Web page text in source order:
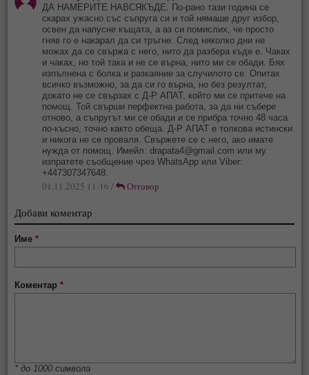
ДА НАМЕРИТЕ НАВСЯКЪДЕ. По-рано тази година се
скарах ужасно със съпруга си и той нямаше друг избор,
освен да напусне къщата, а аз си помислих, че просто
гняв го е накарал да си тръгне. След няколко дни не
можах да се свържа с него, нито да разбера къде е. Чаках
и чаках, но той така и не се върна, нито ми се обади. Бях
изпълнена с болка и разкаяние за случилото се. Опитах
всичко възможно, за да си го върна, но без резултат,
докато не се свързах с Д-Р АПАТ, който ми се притече на
помощ. Той свърши перфектна работа, за да ни събере
отново, а съпругът ми се обади и се прибра точно 48 часа
по-късно, точно както обеща. Д-Р АПАТ е толкова истински
и никога не се проваля. Свържете се с него, ако имате
нужда от помощ. Имейл:drapata4@gmail.com или му
изпратете съобщение чрез WhatsApp или Viber:
+447307347648.
01.11.2025 11:16 / Отговор
Добави коментар
Име*
Коментар*
* до 1000 символа